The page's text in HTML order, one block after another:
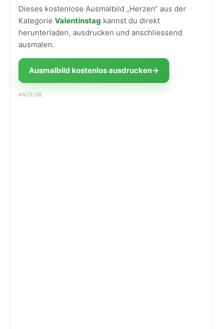
Dieses kostenlose Ausmalbild „Herzen“ aus der
Kategorie Valentinstag kannst du direkt
herunterladen, ausdrucken und anschliessend
ausmalen.
Ausmalbild kostenlos ausdrucken→
ANZEIGE